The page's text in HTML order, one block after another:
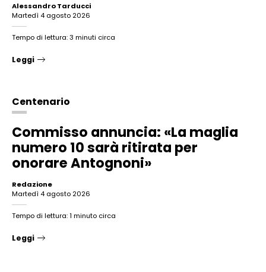
Alessandro Tarducci
martedì 4 agosto 2026
Tempo di lettura: 3 minuti circa
Leggi
Centenario
Commisso annuncia: «La maglia
numero 10 sarà ritirata per
onorare Antognoni»
Redazione
martedì 4 agosto 2026
Tempo di lettura: 1 minuto circa
Leggi